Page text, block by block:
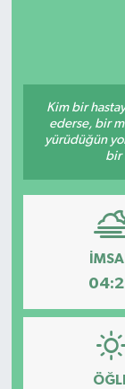
Kim bir
ederse, bir
yürüdüğün
bir